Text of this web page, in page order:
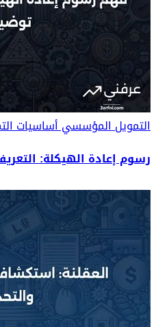
التمويل المؤسسيأساسيات
رسوم إعادة الهيكلة: